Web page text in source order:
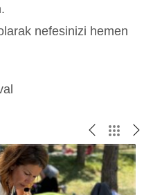
nefesinizi hemen